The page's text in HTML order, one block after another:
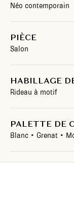
Néo contemporain
PIÈCE
Salon
HABILLAGE
Rideau à motif
PALETTE DE
Blanc • Grenat •